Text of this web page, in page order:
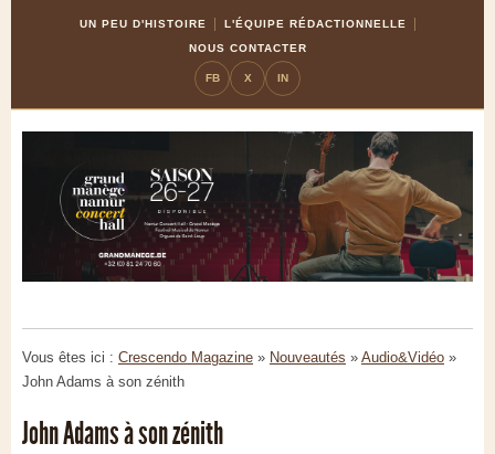
UN PEU D'HISTOIRE
L'ÉQUIPE RÉDACTIONNELLE
NOUS CONTACTER
FB X IN
Vous êtes ici : Crescendo Magazine » Nouveautés » Audio&Vidéo »
John Adams à son zénith
John Adams à son zénith